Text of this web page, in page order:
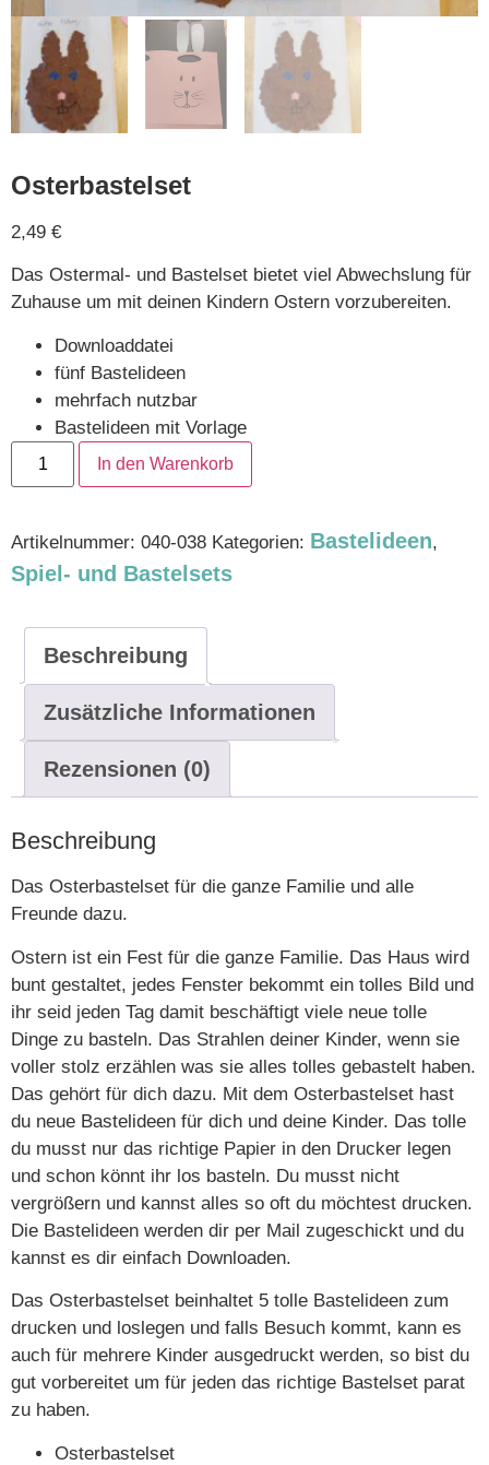
Osterbastelset
2,49 €
Das Ostermal- und Bastelset bietet viel Abwechslung für
Zuhause um mit deinen Kindern Ostern vorzubereiten.
Downloaddatei
fünf Bastelideen
mehrfach nutzbar
Bastelideen mit Vorlage
In den Warenkorb
Artikelnummer: 040-038 Kategorien: Bastelideen,
Spiel- und Bastelsets
Beschreibung
Zusätzliche Informationen
Rezensionen (0)
Beschreibung
Das Osterbastelset für die ganze Familie und alle
Freunde dazu.
Ostern ist ein Fest für die ganze Familie. Das Haus wird
bunt gestaltet, jedes Fenster bekommt ein tolles Bild und
ihr seid jeden Tag damit beschäftigt viele neue tolle
Dinge zu basteln. Das Strahlen deiner Kinder, wenn sie
voller stolz erzählen was sie alles tolles gebastelt haben.
Das gehört für dich dazu. Mit dem Osterbastelset hast
du neue Bastelideen für dich und deine Kinder. Das tolle
du musst nur das richtige Papier in den Drucker legen
und schon könnt ihr los basteln. Du musst nicht
vergrößern und kannst alles so oft du möchtest drucken.
Die Bastelideen werden dir per Mail zugeschickt und du
kannst es dir einfach Downloaden.
Das Osterbastelset beinhaltet 5 tolle Bastelideen zum
drucken und loslegen und falls Besuch kommt, kann es
auch für mehrere Kinder ausgedruckt werden, so bist du
gut vorbereitet um für jeden das richtige Bastelset parat
zu haben.
Osterbastelset